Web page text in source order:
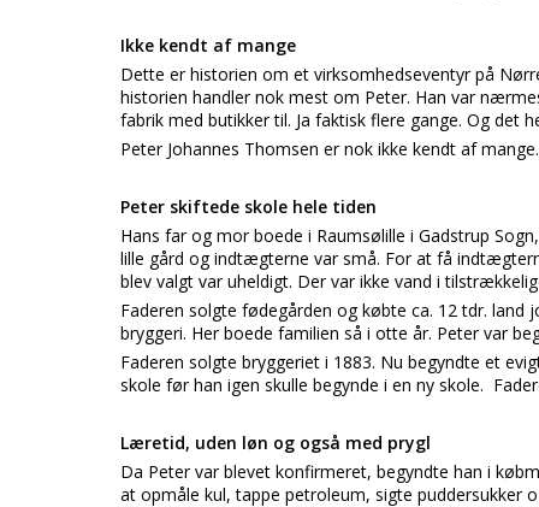
Ikke kendt af mange
Dette er historien om et virksomhedseventyr på
historien handler nok mest om Peter. Han var
fabrik med butikker til. Ja faktisk flere gange. Og det
Peter Johannes Thomsen er nok ikke kendt af
Peter skiftede skole hele tiden
Hans far og mor boede i Raumsølille i Gadstrup
lille gård og indtægterne var små. For at få
blev valgt var uheldigt. Der var ikke vand i
Faderen solgte fødegården og købte ca. 12 tdr.
bryggeri. Her boede familien så i otte år. Peter var
Faderen solgte bryggeriet i 1883. Nu begyndte et
skole før han igen skulle begynde i en ny skole.
Læretid, uden løn og også med prygl
Da Peter var blevet konfirmeret, begyndte han i
at opmåle kul, tappe petroleum, sigte puddersukker